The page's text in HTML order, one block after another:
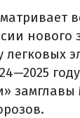
нового
легковых